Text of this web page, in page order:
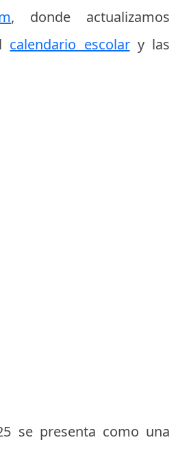
, donde actualizamos
calendario escolary las
se presenta como una